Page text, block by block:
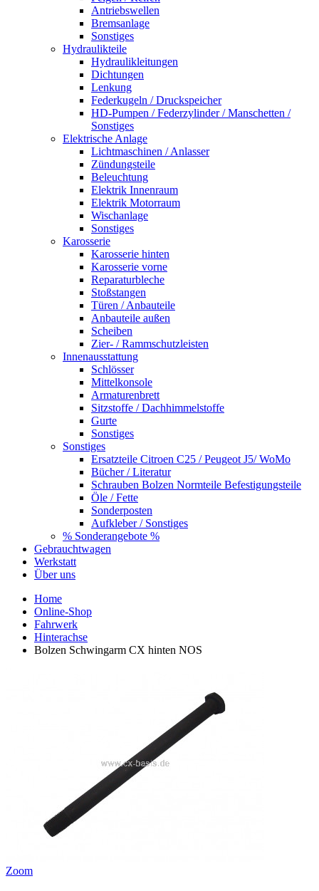
Antriebswellen
Bremsanlage
Sonstiges
Hydraulikteile
Hydraulikleitungen
Dichtungen
Lenkung
Federkugeln / Druckspeicher
HD-Pumpen / Federzylinder / Manschetten /
Sonstiges
Elektrische Anlage
Lichtmaschinen / Anlasser
Zündungsteile
Beleuchtung
Elektrik Innenraum
Elektrik Motorraum
Wischanlage
Sonstiges
Karosserie
Karosserie hinten
Karosserie vorne
Reparaturbleche
Stoßstangen
Türen / Anbauteile
Anbauteile außen
Scheiben
Zier- / Rammschutzleisten
Innenausstattung
Schlösser
Mittelkonsole
Armaturenbrett
Sitzstoffe / Dachhimmelstoffe
Gurte
Sonstiges
Sonstiges
Ersatzteile Citroen C25 / Peugeot J5/ WoMo
Bücher / Literatur
Schrauben Bolzen Normteile Befestigungsteile
Öle / Fette
Sonderposten
Aufkleber / Sonstiges
% Sonderangebote %
Gebrauchtwagen
Werkstatt
Über uns
Home
Online-Shop
Fahrwerk
Hinterachse
Bolzen Schwingarm CX hinten NOS
Zoom